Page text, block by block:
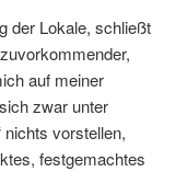
der Lokale, schließt
auf meiner
zwar unter
nichts vorstellen,
festgemachtes